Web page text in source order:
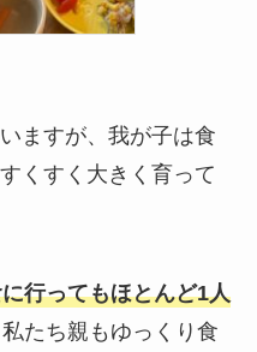
ますが、我が子は食
くすく大きく育って
行ってもほとんど1人
たち親もゆっくり食